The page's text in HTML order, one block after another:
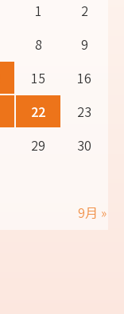
1
2
8
9
15
16
22
23
29
30
9月 »